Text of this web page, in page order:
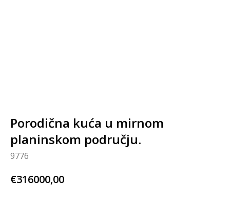
Porodična kuća u mirnom
planinskom području.
9776
€316000,00